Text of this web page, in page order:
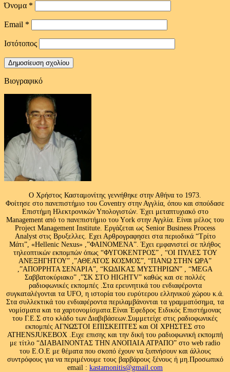
Όνομα *
Email *
Ιστότοπος
Βιογραφικό
Ο Χρήστος Κασταμονίτης γεννήθηκε στην Αθήνα το 1973.
Φοίτησε στο πανεπιστήμιο του Coventry στην Αγγλία, όπου και σπούδασε
Επιστήμη Ηλεκτρονικών Υπολογιστών. Έχει μεταπτυχιακό στο
Management από το πανεπιστήμιο του Υork στην Αγγλία. Είναι μέλος του
Project Management Institute. Εργάζεται ως Senior Business Process
Analyst στις Βρυξελλες. Εχει Αρθρογραφησει στα περιοδικά “Τρίτο
Μάτι”, «Hellenic Nexus» ,”ΦΑΙΝΟΜΕΝΑ”. Έχει εμφανιστεί σε πλήθος
τηλεοπτικών εκπομπών όπως “ΦΥΓΟΚΕΝΤΡΟΣ” , “ΟΙ ΠΥΛΕΣ ΤΟΥ
ΑΝΕΞΗΓΗΤΟΥ” ,”ΑΘΕΑΤΟΣ ΚΟΣΜΟΣ”, “ΠΑΝΩ ΣΤΗΝ ΩΡΑ”
,”ΑΠΟΡΡΗΤΑ ΣΕΝΑΡΙΑ”, “ΚΩΔΙΚΑΣ ΜΥΣΤΗΡΙΩΝ” , “MEGA
Σαββατοκύριακο” ,”ΣΚ ΣΤΟ HIGHTV” καθώς και σε πολλές
ραδιοφωνικές εκπομπές .Στα ερευνητικά του ενδιαφέροντα
συγκαταλέγονται τα UFO, η ιστορία του ευρύτερου ελληνικού χώρου κ.ά.
Στα συλλεκτικά του ενδιαφέροντα περιλαμβάνονται τα γραμματόσημα, τα
νομίσματα και τα χαρτονομίσματα.Είναι Έφεδρος Ειδικός Επιστήμονας
του Γ.Ε.Σ στο κλάδο των Διαβιβάσεων.Συμμετείχε στις ραδιοφωνικές
εκπομπές ΑΓΝΩΣΤΟΙ ΕΠΙΣΚΕΠΤΕΣ και ΟΙ ΧΡΗΣΤΕΣ στο
ATHENSJUKEBOX .Ειχε επισης και την δική του ραδιοφωνική εκπομπή
με τίτλο “ΔΙΑΒΑΙΝΟΝΤΑΣ ΤΗΝ ΑΝΟΠΑΙΑ ΑΤΡΑΠΟ” στο web radio
του Ε.Ο.Ε με θέματα που σκοπό έχουν να ξυπνήσουν και άλλους
συντρόφους για να περιμένουμε τους βαρβάρους ξένους ή μη.Προσωπικό
email : kastamonitis@gmail.com